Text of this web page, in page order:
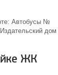
Автобусы №
дом
ЖК